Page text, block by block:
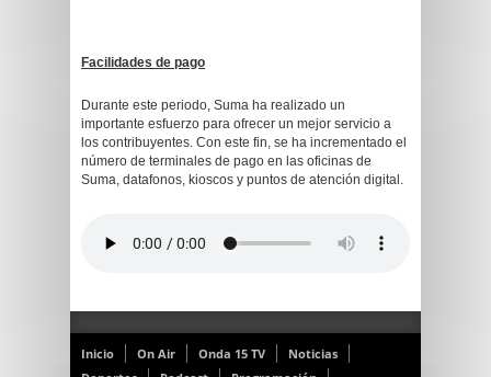
Facilidades de pago
Durante este periodo, Suma ha realizado un
importante esfuerzo para ofrecer un mejor servicio a
los contribuyentes. Con este fin, se ha incrementado el
número de terminales de pago en las oficinas de
Suma, datafonos, kioscos y puntos de atención digital.
Inicio On Air Onda 15 TV
Noticias